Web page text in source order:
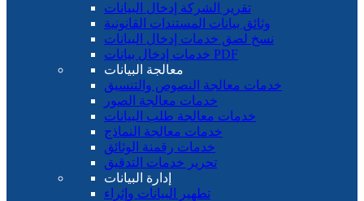
تقرير الشركة إدخال البيانات
وثائق بيانات المستندات القانونية
نسخ لصق خدمات إدخال البيانات
خدمات إدخال بيانات PDF
معالجة البيانات
خدمات معالجة النصوص والتنسيق
خدمات معالجة الصور
خدمات معالجة طلب البيانات
خدمات معالجة النماذج
خدمات رقمنة الوثائق
تحرير خدمات التدقيق
إدارة البيانات
تطهير البيانات وإثراء